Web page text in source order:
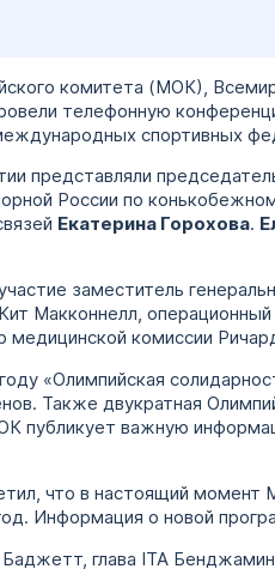
комитета (МОК),
телефонную
спортивных
представляли
России по
Екатерина Горохова.
заместитель
Макконнелл,
медицинской комиссии
«Олимпийская
Также двукратная
публикует важную
что в настоящий момент
Информация о новой
глава ITA